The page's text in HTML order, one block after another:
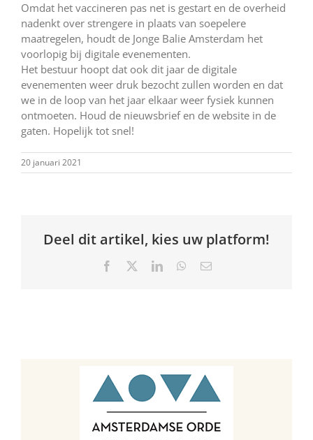
Omdat het vaccineren pas net is gestart en de overheid
nadenkt over strengere in plaats van soepelere
maatregelen, houdt de Jonge Balie Amsterdam het
voorlopig bij digitale evenementen.
Het bestuur hoopt dat ook dit jaar de digitale
evenementen weer druk bezocht zullen worden en dat
we in de loop van het jaar elkaar weer fysiek kunnen
ontmoeten. Houd de nieuwsbrief en de website in de
gaten. Hopelijk tot snel!
20 januari 2021
Deel dit artikel, kies uw platform!
Facebook LinkedInWhatsApp
E-